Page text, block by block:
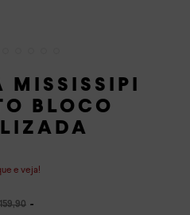
MISSISSIPI
BLOCO
e veja!
159,90